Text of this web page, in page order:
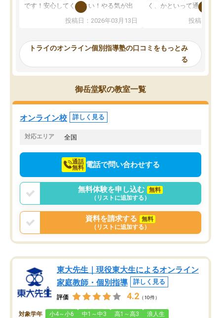
です！安心してください！やる気が出
ないのは私たち講師の責任です」と言
ってくださり、確かに！と考えて、思
ったんですが、学生の先生から学ぶこ
み、徐々に成績が上がったらいいなと
思っていました。何が今足りないのか
を的確に指導いただき、子どももびっ
くりするほど楽しんでやる気を持って
塾を受けています。狙い通り、少しず
つ成績も上がり、苦手意識も無くなっ
てきたので、さらに苦手な数学も追加
でお願いしました。来年の高校受験に
投稿日：2026年03月13日
く、かといって通うには
可能なので本当に助か
らないところをピンポイ
頂いて、とてもわかり
していました。一生を
スト、多少お金がかかっ
投稿日：
トライのオンライン個別指導塾の口コミをもっとみ
る
御岳堂駅の教室一覧
オンライン校 詳しく見る
対応エリア 全国
通話
無料 電話で問い合わせする
無料体験を申し込む
無料
（リストに追加する）
資料を請求する
無料
（リストに追加する）
東大先生｜現役東大生によるオンライン
家庭教師・個別指導
詳しく見る
評価 4.2 （10件）
対象学年 小4～小6 中1～中3 高1～高3 浪人生